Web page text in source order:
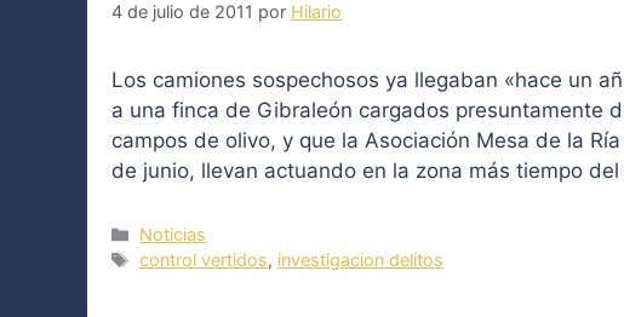
4 de julio de 2011 por Hilario
Los camiones sospechosos ya llegaban «hace un
a una finca de Gibraleón cargados presuntamente
campos de olivo, y que la Asociación Mesa de la
de junio, llevan actuando en la zona más tiempo
Categorías
Noticias
Etiquetas
control vertidos, investigacion delitos